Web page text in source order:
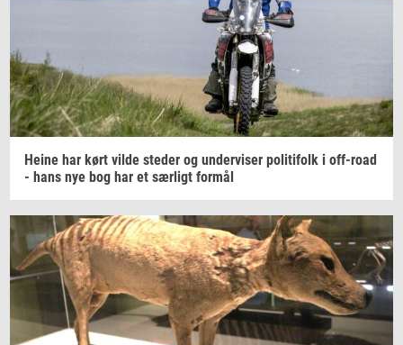
Heine har kørt vilde ste­der og un­der­vi­ser po­li­ti­folk i off-​road
- hans nye bog har et sær­ligt for­mål